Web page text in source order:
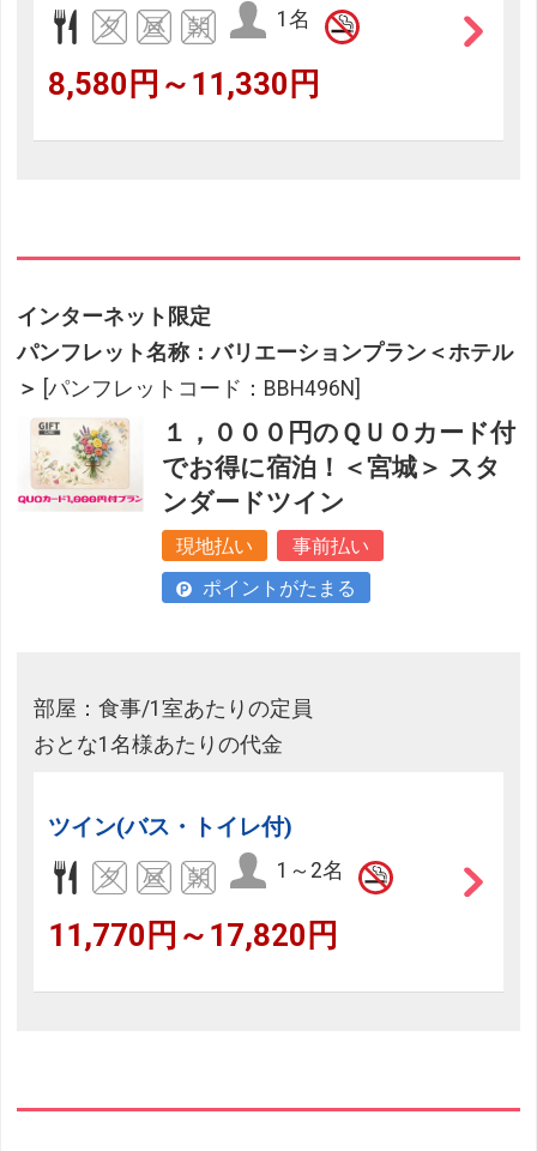
1名
8,580円～11,330円
インターネット限定
パンフレット名称：バリエーションプラン＜ホテル
＞ [パンフレットコード：BBH496N]
１，０００円のＱＵＯカード付
でお得に宿泊！＜宮城＞ スタ
ンダードツイン
現地払い
事前払い
ポイントがたまる
部屋：食事/1室あたりの定員
おとな1名様あたりの代金
ツイン(バス・トイレ付)
1～2名
11,770円～17,820円